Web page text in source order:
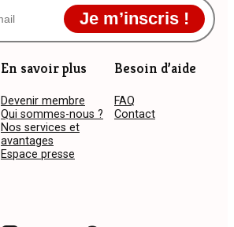
Je m’inscris !
En savoir plus
Devenir membre
Qui sommes-nous ?
Nos services et
avantages
Espace presse
Besoin d’aide
FAQ
Contact